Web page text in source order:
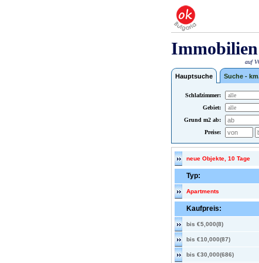
auf
Hauptsuche Suche -
Schlafzimmer:
Gebiet:
Grund m2 ab:
Preise:
neue Objekte, 10 Tage
Typ:
Apartments
Kaufpreis:
bis €5,000(8)
bis €10,000(87)
bis €30,000(686)